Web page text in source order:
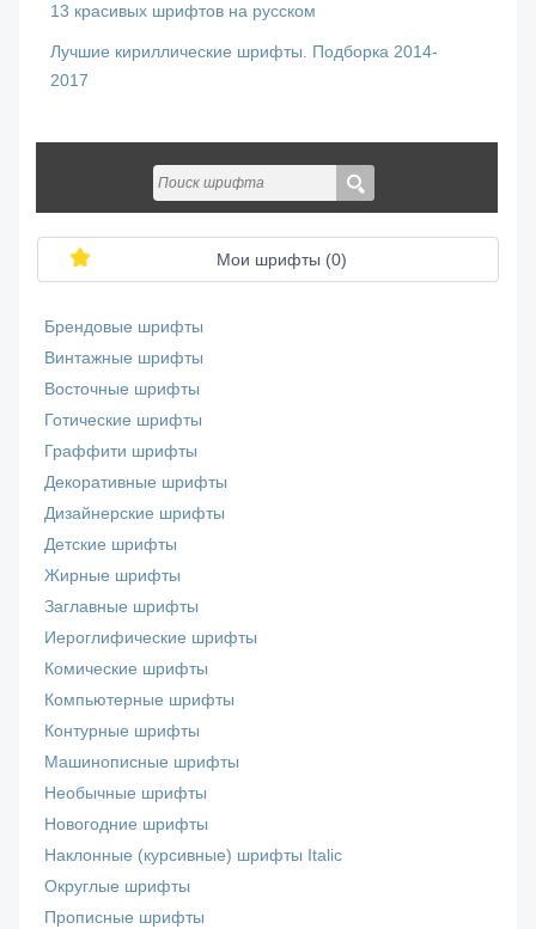
13 красивых шрифтов на русском
Лучшие кириллические шрифты. Подборка 2014-
2017
Мои шрифты (0)
Брендовые шрифты
Винтажные шрифты
Восточные шрифты
Готические шрифты
Граффити шрифты
Декоративные шрифты
Дизайнерские шрифты
Детские шрифты
Жирные шрифты
Заглавные шрифты
Иероглифические шрифты
Комические шрифты
Компьютерные шрифты
Контурные шрифты
Машинописные шрифты
Необычные шрифты
Новогодние шрифты
Наклонные (курсивные) шрифты Italic
Округлые шрифты
Прописные шрифты